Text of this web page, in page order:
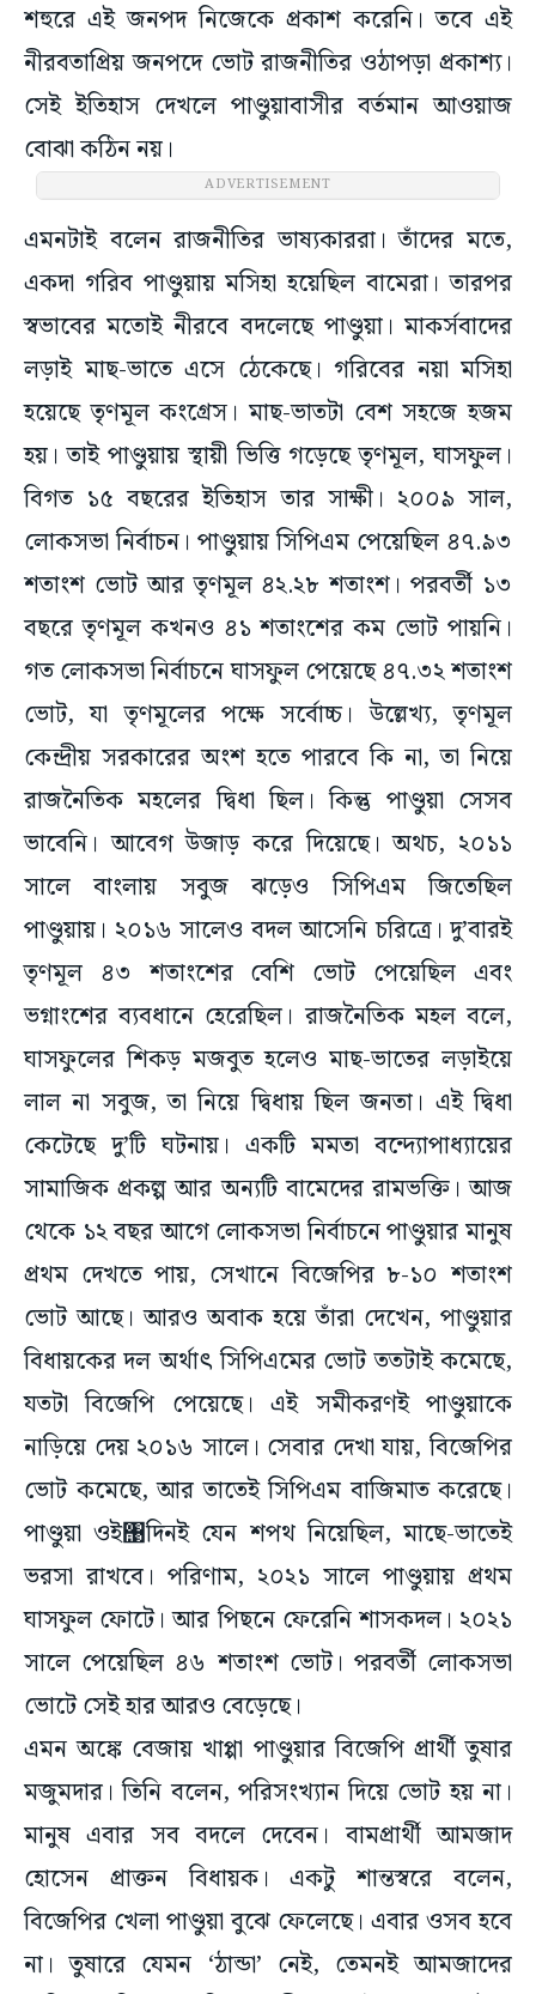
শহুরে এই জনপদ নিজেকে প্রকাশ করেনি। তবে এই
নীরবতাপ্রিয় জনপদে ভোট রাজনীতির ওঠাপড়া প্রকাশ্য।
সেই ইতিহাস দেখলে পাণ্ডুয়াবাসীর বর্তমান আওয়াজ
বোঝা কঠিন নয়।
ADVERTISEMENT
এমনটাই বলেন রাজনীতির ভাষ্যকাররা। তাঁদের মতে,
একদা গরিব পাণ্ডুয়ায় মসিহা হয়েছিল বামেরা। তারপর
স্বভাবের মতোই নীরবে বদলেছে পাণ্ডুয়া। মাকর্সবাদের
লড়াই মাছ-ভাতে এসে ঠেকেছে। গরিবের নয়া মসিহা
হয়েছে তৃণমূল কংগ্রেস। মাছ-ভাতটা বেশ সহজে হজম
হয়। তাই পাণ্ডুয়ায় স্থায়ী ভিত্তি গড়েছে তৃণমূল, ঘাসফুল।
বিগত ১৫ বছরের ইতিহাস তার সাক্ষী। ২০০৯ সাল,
লোকসভা নির্বাচন। পাণ্ডুয়ায় সিপিএম পেয়েছিল ৪৭.৯৩
শতাংশ ভোট আর তৃণমূল ৪২.২৮ শতাংশ। পরবর্তী ১৩
বছরে তৃণমূল কখনও ৪১ শতাংশের কম ভোট পায়নি।
গত লোকসভা নির্বাচনে ঘাসফুল পেয়েছে ৪৭.৩২ শতাংশ
ভোট, যা তৃণমূলের পক্ষে সর্বোচ্চ। উল্লেখ্য, তৃণমূল
কেন্দ্রীয় সরকারের অংশ হতে পারবে কি না, তা নিয়ে
রাজনৈতিক মহলের দ্বিধা ছিল। কিন্তু পাণ্ডুয়া সেসব
ভাবেনি। আবেগ উজাড় করে দিয়েছে। অথচ, ২০১১
সালে বাংলায় সবুজ ঝড়েও সিপিএম জিতেছিল
পাণ্ডুয়ায়। ২০১৬ সালেও বদল আসেনি চরিত্রে। দু’বারই
তৃণমূল ৪৩ শতাংশের বেশি ভোট পেয়েছিল এবং
ভগ্নাংশের ব্যবধানে হেরেছিল। রাজনৈতিক মহল বলে,
ঘাসফুলের শিকড় মজবুত হলেও মাছ-ভাতের লড়াইয়ে
লাল না সবুজ, তা নিয়ে দ্বিধায় ছিল জনতা। এই দ্বিধা
কেটেছে দু’টি ঘটনায়। একটি মমতা বন্দ্যোপাধ্যায়ের
সামাজিক প্রকল্প আর অন্যটি বামেদের রামভক্তি। আজ
থেকে ১২ বছর আগে লোকসভা নির্বাচনে পাণ্ডুয়ার মানুষ
প্রথম দেখতে পায়, সেখানে বিজেপির ৮-১০ শতাংশ
ভোট আছে। আরও অবাক হয়ে তাঁরা দেখেন, পাণ্ডুয়ার
বিধায়কের দল অর্থাৎ সিপিএমের ভোট ততটাই কমেছে,
যতটা বিজেপি পেয়েছে। এই সমীকরণই পাণ্ডুয়াকে
নাড়িয়ে দেয় ২০১৬ সালে। সেবার দেখা যায়, বিজেপির
ভোট কমেছে, আর তাতেই সিপিএম বাজিমাত করেছে।
পাণ্ডুয়া ওই঩দিনই যেন শপথ নিয়েছিল, মাছে-ভাতেই
ভরসা রাখবে। পরিণাম, ২০২১ সালে পাণ্ডুয়ায় প্রথম
ঘাসফুল ফোটে। আর পিছনে ফেরেনি শাসকদল। ২০২১
সালে পেয়েছিল ৪৬ শতাংশ ভোট। পরবর্তী লোকসভা
ভোটে সেই হার আরও বেড়েছে।
এমন অঙ্কে বেজায় খাপ্পা পাণ্ডুয়ার বিজেপি প্রার্থী তুষার
মজুমদার। তিনি বলেন, পরিসংখ্যান দিয়ে ভোট হয় না।
মানুষ এবার সব বদলে দেবেন। বামপ্রার্থী আমজাদ
হোসেন প্রাক্তন বিধায়ক। একটু শান্তস্বরে বলেন,
বিজেপির খেলা পাণ্ডুয়া বুঝে ফেলেছে। এবার ওসব হবে
না। তুষারে যেমন ‘ঠান্ডা’ নেই, তেমনই আমজাদের